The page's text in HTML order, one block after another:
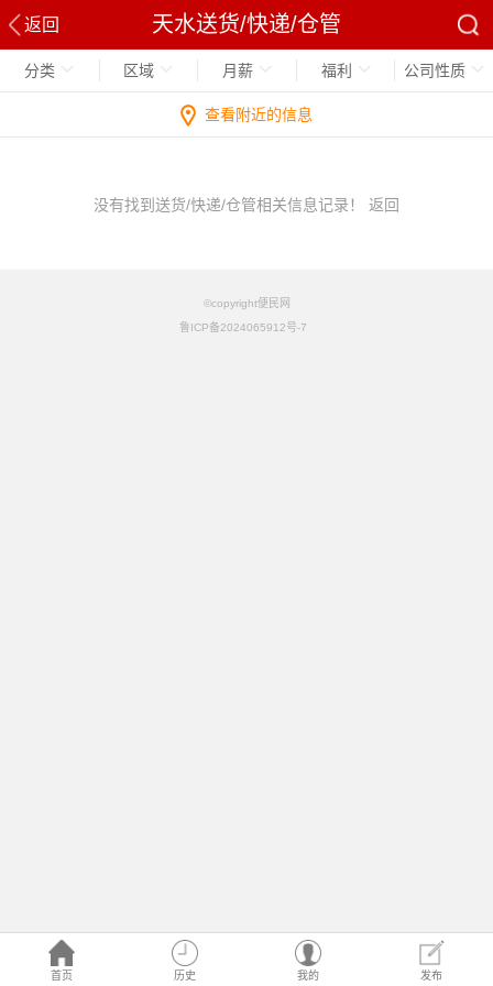
返回 天水送货/快递/仓管
首页 历史 我的 发布
分类 区域 月薪 福利 公司性质
查看附近的信息
没有找到送货/快递/仓管相关信息记录！ 返回
©copyright便民网
鲁ICP备2024065912号-7